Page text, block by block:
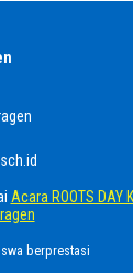
Acara ROOTS DAY
berprestasi